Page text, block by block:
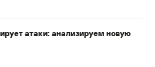
атаки: анализируем новую